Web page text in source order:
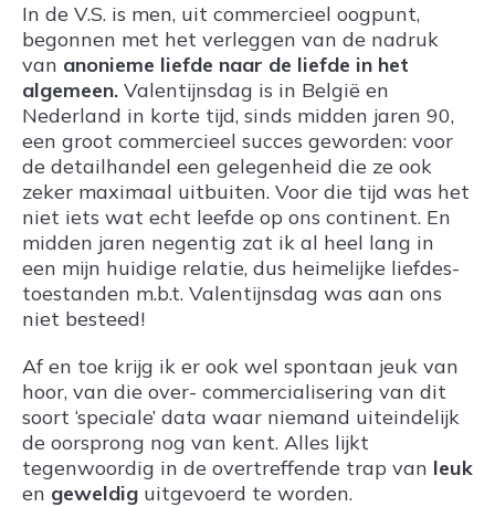
In de V.S. is men, uit commercieel oogpunt,
begonnen met het verleggen van de nadruk
van anonieme liefde naar de liefde in het
algemeen. Valentijnsdag is in België en
Nederland in korte tijd, sinds midden jaren 90,
een groot commercieel succes geworden: voor
de detailhandel een gelegenheid die ze ook
zeker maximaal uitbuiten. Voor die tijd was het
niet iets wat echt leefde op ons continent. En
midden jaren negentig zat ik al heel lang in
een mijn huidige relatie, dus heimelijke liefdes-
toestanden m.b.t. Valentijnsdag was aan ons
niet besteed!
Af en toe krijg ik er ook wel spontaan jeuk van
hoor, van die over- commercialisering van dit
soort ‘speciale’ data waar niemand uiteindelijk
de oorsprong nog van kent. Alles lijkt
tegenwoordig in de overtreffende trap van leuk
en geweldig uitgevoerd te worden.